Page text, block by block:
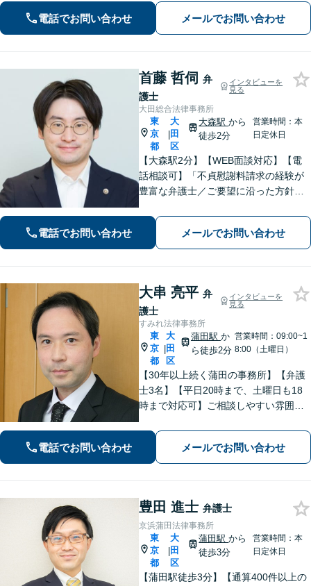
対応で、正当な権利と納得のいく結果
を最後まで追求します。
電話でお問い合わせ メールでお問い合わせ
首藤 哲伺 弁
護士
インタビューを
見る
大田総合法律事務所
東
京
都
|
大
田
区
大森駅から
徒歩2分
営業時間：本
日定休日
【大森駅2分】【WEB面談対応】【電
話相談可】「不貞慰謝料請求の経験が
豊富な弁護士／ご要望に沿った方針を
対応：遺産分割協議・調停から遺留分
侵害請求や相続放棄の手続きまで丁寧
にサポートいたします」【完全個室対
応】
電話でお問い合わせ メールでお問い合わせ
大串 亮平 弁
護士
インタビューを
見る
すみれ法律事務所
東
京
都
|
大
田
区
蒲田駅 か
ら徒歩2分
営業時間：09:00~1
8:00（土曜日）
【30年以上続く蒲田の事務所】【弁護
士3名】【平日20時まで、土曜日も18
時まで対応可】ご相談しやすい雰囲気
ります。お気軽にご相談ください【法
テラス利用可】
電話でお問い合わせ メールでお問い合わせ
豊田 進士 弁護士
京浜蒲田法律事務所
東
京
都
|
大
田
区
蒲田駅から
徒歩3分
営業時間：本
日定休日
【蒲田駅徒歩3分】【通算400件以上の